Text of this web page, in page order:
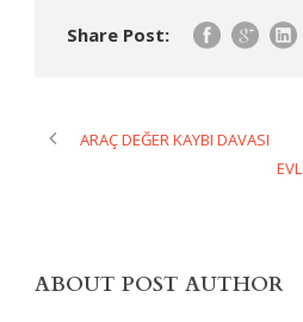
Share Post:
ARAÇ DEĞER KAYBI DAVASI
ABOUT POST AUTHOR